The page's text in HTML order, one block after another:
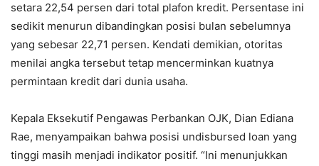
setara 22,54 persen dari total plafon kredit. Persentase ini
sedikit menurun dibandingkan posisi bulan sebelumnya
yang sebesar 22,71 persen. Kendati demikian, otoritas
menilai angka tersebut tetap mencerminkan kuatnya
permintaan kredit dari dunia usaha.
Kepala Eksekutif Pengawas Perbankan OJK, Dian Ediana
Rae, menyampaikan bahwa posisi undisbursed loan yang
tinggi masih menjadi indikator positif. “Ini menunjukkan